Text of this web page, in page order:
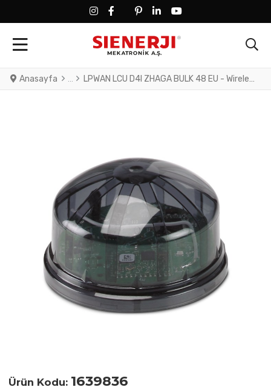
FACEBOOK SOCIAL LINK
FACEBOOK SOCIAL LINK
TWITTER SOCIAL LINK
PINTEREST SOCIAL LINK
LINKEDIN SOCIAL LINK
YOUTUBE SOCIAL LINK
Anasayfa LPWAN LCU D4I ZHAGA BULK 48 EU - Wireless moduleZhaga Book 18-compatible control device for street lighting via LoRaWAN, packing unit: 48 pieces, power supply and DALI-2 communication via Zhaga-compatible base, control of DALI-2-compatible electronic ballasts
Ürün Kodu: 1639836